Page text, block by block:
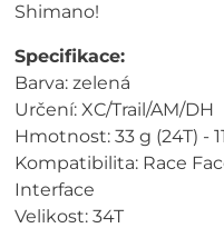
Shimano!
Specifikace:
Barva: zelená
Určení: XC/Trail/AM/DH
Hmotnost: 33 g (24T) -
Kompatibilita: Race
Interface
Velikost: 34T